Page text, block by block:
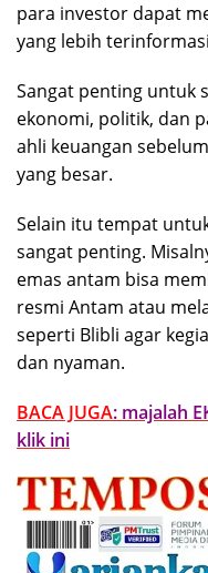
para investor dapat
yang lebih
Sangat penting untuk
ekonomi, politik, dan
ahli keuangan
yang besar.
Selain itu tempat
sangat penting.
emas antam bisa
resmi Antam atau
seperti Blibli agar
dan nyaman.
BACA JUGA: majalah
klik ini